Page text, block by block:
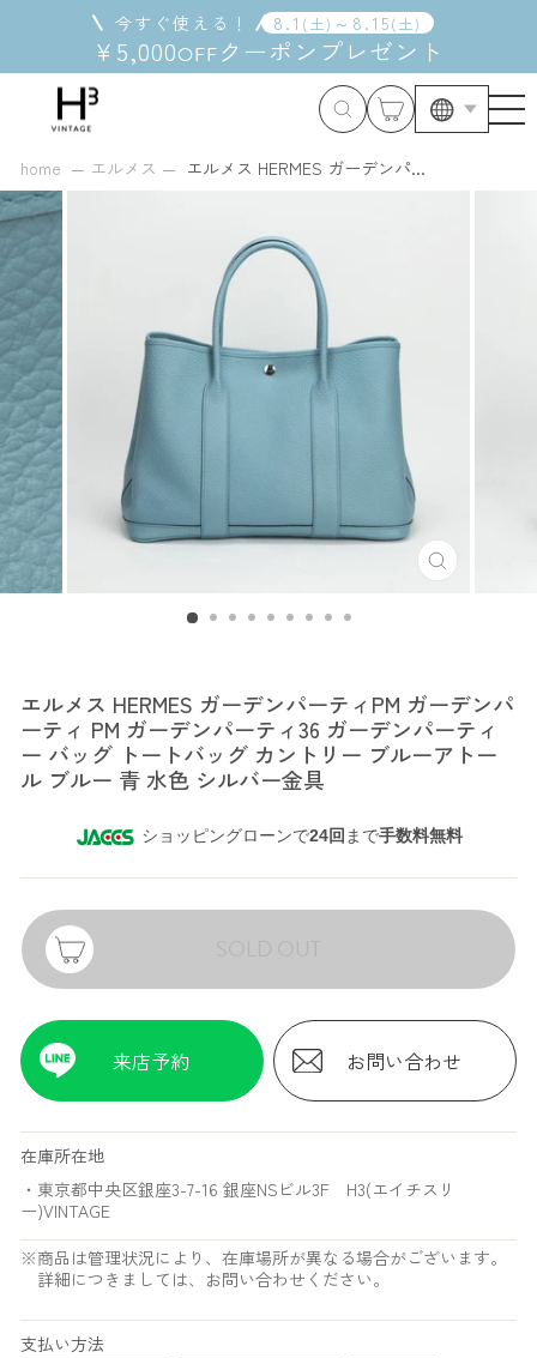
キ
ッ
プ
す
る
今すぐ使える！ 8 . 1 ( 土) ～ 8 . 15( 土)
¥5,000OFFクーポン プレゼント
home エルメス エルメス HERMES ガーデンパ...
エルメス HERMES ガーデンパーティPM ガーデンパ
ーティ PM ガーデンパーティ36 ガーデンパーティ
ー バッグ トートバッグ カントリー ブルーアトー
ル ブルー 青 水色 シルバー金具
ショッピングローンで24回 まで手数料無料
来店予約 お問い合わせ
在庫所在地
・東京都中央区銀座3-7-16 銀座NSビル3F H3(エイチスリ
ー)VINTAGE
※商品は管理状況により、在庫場所が異なる場合がございます。
詳細につきましては、お問い合わせください。
支払い方法